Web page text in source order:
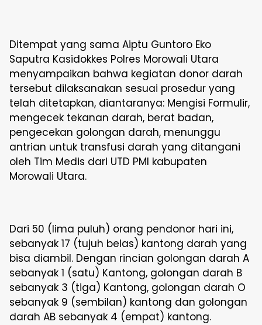
Ditempat yang sama Aiptu Guntoro Eko
Saputra Kasidokkes Polres Morowali Utara
menyampaikan bahwa kegiatan donor darah
tersebut dilaksanakan sesuai prosedur yang
telah ditetapkan, diantaranya: Mengisi Formulir,
mengecek tekanan darah, berat badan,
pengecekan golongan darah, menunggu
antrian untuk transfusi darah yang ditangani
oleh Tim Medis dari UTD PMI kabupaten
Morowali Utara.
Dari 50 (lima puluh) orang pendonor hari ini,
sebanyak 17 (tujuh belas) kantong darah yang
bisa diambil. Dengan rincian golongan darah A
sebanyak 1 (satu) Kantong, golongan darah B
sebanyak 3 (tiga) Kantong, golongan darah O
sebanyak 9 (sembilan) kantong dan golongan
darah AB sebanyak 4 (empat) kantong.